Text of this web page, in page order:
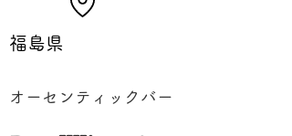
福島県
オーセンティックバー